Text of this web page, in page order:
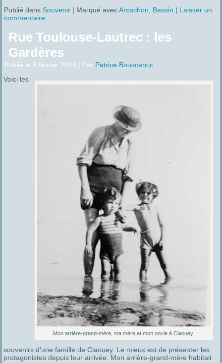
Publié dans Souvenir | Marqué avec Arcachon Bassin | Laisser un
commentaire
Rue Toulouse-Lautrec : les
Gardères
Publié le 8 février 2015 | Par Patrice Bouscarrut
Mon arrière-grand-mère, ma mère et mon oncle à Claouey.
Voici les
souvenirs d’une famille de Claouey. Le mieux est de présenter les
protagonistes depuis leur arrivée. Mon arrière-grand-mère habitait